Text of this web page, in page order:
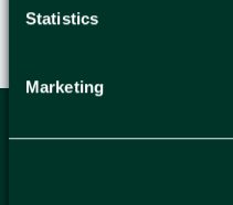
Statistics
Marketing
ANMÄL DIG HÄR